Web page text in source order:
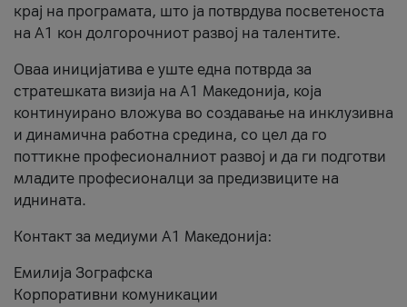
крај на програмата, што ја потврдува посветеноста
на А1 кон долгорочниот развој на талентите.
Оваа иницијатива е уште една потврда за
стратешката визија на А1 Македонија, која
континуирано вложува во создавање на инклузивна
и динамична работна средина, со цел да го
поттикне професионалниот развој и да ги подготви
младите професионалци за предизвиците на
иднината.
Контакт за медиуми А1 Македонија:
Емилија Зографска
Корпоративни комуникации